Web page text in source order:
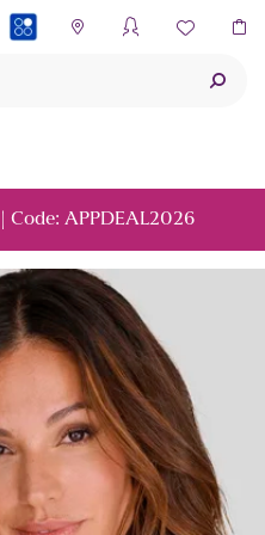
| Code: APPDEAL2026